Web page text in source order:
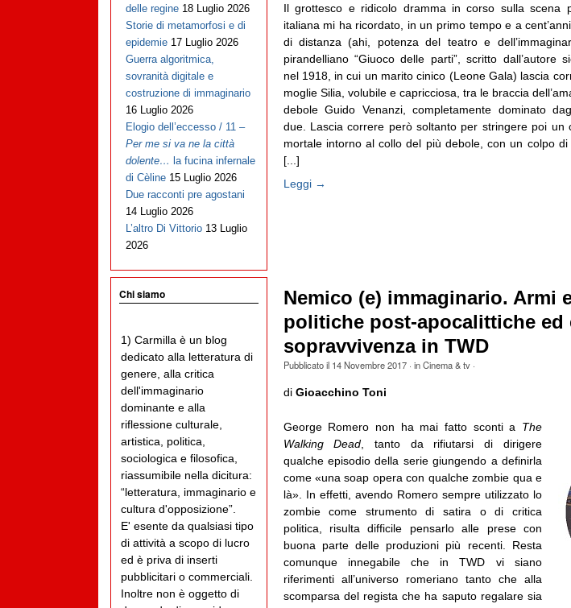
Il grottesco e ridicolo dramma in corso sulla scena
italiana mi ha ricordato, in un primo tempo e a
di distanza (ahi, potenza del teatro e
pirandelliano “Giuoco delle parti”, scritto dall’autore
nel 1918, in cui un marito cinico (Leone Gala) lascia
moglie Silia, volubile e capricciosa, tra le braccia
debole Guido Venanzi, completamente dominato
due. Lascia correre però soltanto per stringere poi un
mortale intorno al collo del più debole, con un colpo di
[...]
Leggi →
Nemico (e) immaginario. Armi
politiche post-apocalittiche ed
sopravvivenza in TWD
Pubblicato il 14 Novembre 2017· inCinema & tv·
di Gioacchino Toni
George Romero non ha mai fatto sconti a The
Walking Dead , tanto da rifiutarsi di dirigere
qualche episodio della serie giungendo a definirla
come «una soap opera con qualche zombie qua e
là». In effetti, avendo Romero sempre utilizzato lo
zombie come strumento di satira o di critica
politica, risulta difficile pensarlo alle prese con
buona parte delle produzioni più recenti. Resta
comunque innegabile che in TWD vi siano
riferimenti all’universo romeriano tanto che alla
scomparsa del regista che ha saputo regalare sia
delle regine 18 Luglio 2026
Storie di metamorfosi e di
epidemie 17 Luglio 2026
Guerra algoritmica,
sovranità digitale e
costruzione di immaginario
16 Luglio 2026
Elogio dell’eccesso / 11 –
Per me si va ne la città
dolente… la fucina infernale
di Cèline 15 Luglio 2026
Due racconti pre agostani
14 Luglio 2026
L’altro Di Vittorio 13 Luglio
2026
Chi siamo
1) Carmilla è un blog
dedicato alla letteratura di
genere, alla critica
dell'immaginario
dominante e alla
riflessione culturale,
artistica, politica,
sociologica e filosofica,
riassumibile nella dicitura:
“letteratura, immaginario e
cultura d'opposizione”.
E' esente da qualsiasi tipo
di attività a scopo di lucro
ed è priva di inserti
pubblicitari o commerciali.
Inoltre non è oggetto di